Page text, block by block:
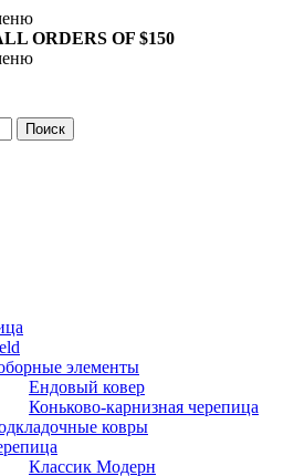
ORDERS OF $150
Поиск
элементы
Ендовый ковер
Коньково-карнизная черепица
ковры
Классик Модерн